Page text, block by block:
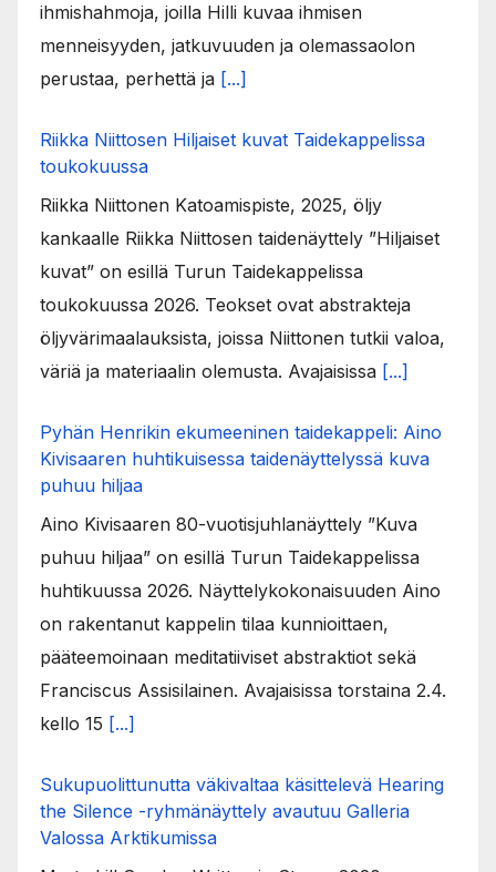
ihmishahmoja, joilla Hilli kuvaa ihmisen
menneisyyden, jatkuvuuden ja olemassaolon
perustaa, perhettä ja [...]
Riikka Niittosen Hiljaiset kuvat Taidekappelissa
toukokuussa
Riikka Niittonen Katoamispiste, 2025, öljy
kankaalle Riikka Niittosen taidenäyttely ”Hiljaiset
kuvat” on esillä Turun Taidekappelissa
toukokuussa 2026. Teokset ovat abstrakteja
öljyvärimaalauksista, joissa Niittonen tutkii valoa,
väriä ja materiaalin olemusta. Avajaisissa [...]
Pyhän Henrikin ekumeeninen taidekappeli: Aino
Kivisaaren huhtikuisessa taidenäyttelyssä kuva
puhuu hiljaa
Aino Kivisaaren 80-vuotisjuhlanäyttely ”Kuva
puhuu hiljaa” on esillä Turun Taidekappelissa
huhtikuussa 2026. Näyttelykokonaisuuden Aino
on rakentanut kappelin tilaa kunnioittaen,
pääteemoinaan meditatiiviset abstraktiot sekä
Franciscus Assisilainen. Avajaisissa torstaina 2.4.
kello 15 [...]
Sukupuolittunutta väkivaltaa käsittelevä Hearing
the Silence -ryhmänäyttely avautuu Galleria
Valossa Arktikumissa